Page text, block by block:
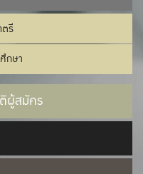
รี
กษา
ผู้สมัคร